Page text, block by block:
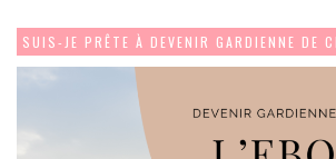
SUIS-JE PRÊTE À DEVENIR GARDIENNE DE